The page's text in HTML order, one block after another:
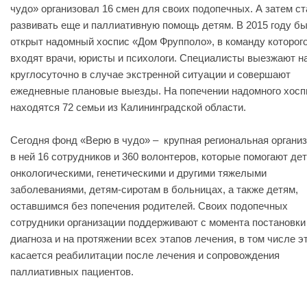
чудо» организовал 16 смен для своих подопечных. А затем
развивать еще и паллиативную помощь детям. В 2015 году
открыт надомный хоспис «Дом Фрупполо», в команду
входят врачи, юристы и психологи. Специалисты выезжают
круглосуточно в случае экстренной ситуации и совершают
ежедневные плановые выезды. На попечении надомного
находятся 72 семьи из Калининградской области.
Сегодня фонд «Верю в чудо» – крупная региональная
в ней 16 сотрудников и 360 волонтеров, которые помогают
онкологическими, генетическими и другими тяжелыми
заболеваниями, детям-сиротам в больницах, а также детям,
оставшимся без попечения родителей. Своих подопечных
сотрудники организации поддерживают с момента постановки
диагноза и на протяжении всех этапов лечения, в том числе
касается реабилитации после лечения и сопровождения
паллиативных пациентов.